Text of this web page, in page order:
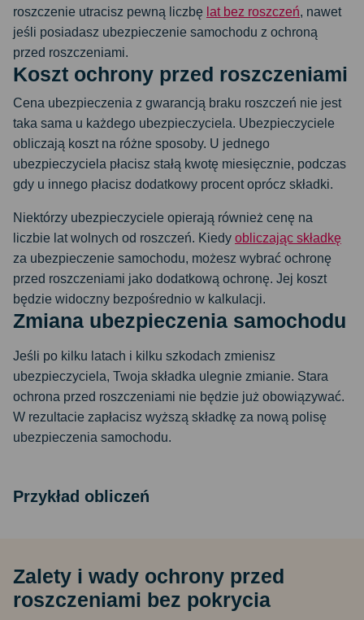
roszczenie utracisz pewną liczbę lat bez roszczeń, nawet
jeśli posiadasz ubezpieczenie samochodu z ochroną
przed roszczeniami.
Koszt ochrony przed roszczeniami
Cena ubezpieczenia z gwarancją braku roszczeń nie jest
taka sama u każdego ubezpieczyciela. Ubezpieczyciele
obliczają koszt na różne sposoby. U jednego
ubezpieczyciela płacisz stałą kwotę miesięcznie, podczas
gdy u innego płacisz dodatkowy procent oprócz składki.
Niektórzy ubezpieczyciele opierają również cenę na
liczbie lat wolnych od roszczeń. Kiedy obliczając składkę
za ubezpieczenie samochodu, możesz wybrać ochronę
przed roszczeniami jako dodatkową ochronę. Jej koszt
będzie widoczny bezpośrednio w kalkulacji.
Zmiana ubezpieczenia samochodu
Jeśli po kilku latach i kilku szkodach zmienisz
ubezpieczyciela, Twoja składka ulegnie zmianie. Stara
ochrona przed roszczeniami nie będzie już obowiązywać.
W rezultacie zapłacisz wyższą składkę za nową polisę
ubezpieczenia samochodu.
Przykład obliczeń
Zalety i wady ochrony przed
roszczeniami bez pokrycia